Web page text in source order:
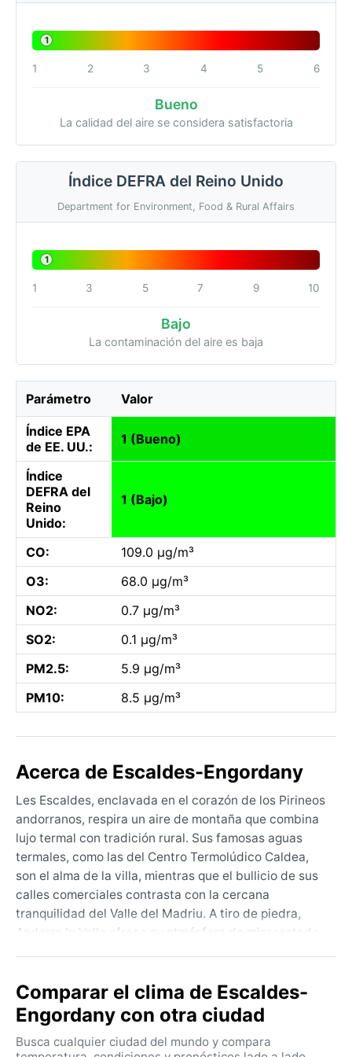
1
1 2 3 4 5 6
Bueno
La calidad del aire se considera satisfactoria
Índice DEFRA del Reino Unido
Department for Environment, Food & Rural Affairs
1
1 3 5 7 9 10
Bajo
La contaminación del aire es baja
Parámetro Valor
Índice EPA
de EE. UU.:
1 (Bueno)
Índice
DEFRA del
Reino
Unido:
1 (Bajo)
CO:
109.0 µg/m³
O3:
68.0 µg/m³
NO2:
0.7 µg/m³
SO2:
0.1 µg/m³
PM2.5:
5.9 µg/m³
PM10:
8.5 µg/m³
Acerca de Escaldes-Engordany
Les Escaldes, enclavada en el corazón de los Pirineos
andorranos, respira un aire de montaña que combina
lujo termal con tradición rural. Sus famosas aguas
termales, como las del Centro Termolúdico Caldea,
son el alma de la villa, mientras que el bullicio de sus
calles comerciales contrasta con la cercana
tranquilidad del Valle del Madriu. A tiro de piedra,
Andorra la Vella ofrece su atmósfera de microestado
frondosos bosques que cambian de color con las
estaciones.
La clasificación Köppen Dfb define un clima
continental de verano suave, con inviernos fríos y
Comparar el clima de Escaldes-
Engordany con otra ciudad
Busca cualquier ciudad del mundo y compara